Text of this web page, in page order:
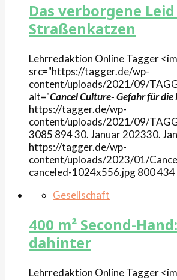
Das verborgene
Straßenkatzen
Lehrredaktion OnlineTagger
src="https://tagger.de/wp-
content/uploads/2021/09/
alt="Cancel Culture- Gefahr für
https://tagger.de/wp-
content/uploads/2021/09/
3085 89430. Januar 202330.
https://tagger.de/wp-
content/uploads/2023/01/
canceled-1024x556.jpg800434
Gesellschaft
400 m² Second-
dahinter
Lehrredaktion OnlineTagger